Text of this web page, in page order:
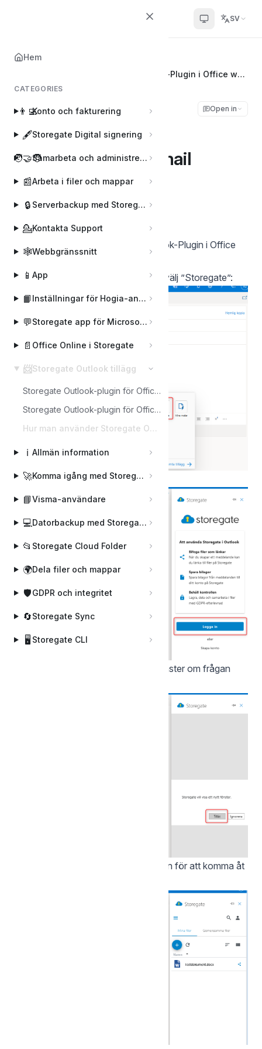
SV
Hem
CATEGORIES
👨‍💻Konto och fakturering
🖋️Storegate Digital signering
🧑‍🤝‍🧑 Samarbeta och administrera användare
📰Arbeta i filer och mappar
🔒 Serverbackup med Storegate Pro Backup
💁Kontakta Support
🕸️Webbgränssnitt
📱 App
📙 Inställningar för Hogia-användare
💬 Storegate app för Microsoft Teams
📄 Office Online i Storegate
📨Storegate Outlook tillägg
Storegate Outlook-plugin för Office 365-administratörer
Storegate Outlook-plugin för Office 365-användare
Hur man använder Storegate Outlook-Plugin i Office webmail
ℹ️ Allmän information
🚀 Komma igång med Storegate
📘Visma-användare
💻 Datorbackup med Storegate Online Backup
📂 Storegate Cloud Folder
🌍Dela filer och mappar
🛡️GDPR och integritet
🔄Storegate Sync
🖥️ Storegate CLI
Hem
Hur man använder Storegate Outlook-Plugin i Office webmail
Hur man använder
Storegate Outlook-
Plugin i Office webmail
Open in
Senast uppdaterad den Sep 5, 2025
Såhär använder du Storegate Outlook-Plugin i Office
Klicka på knappen ”Fler appar” och välj ”Storegate”:
Klicka på ”Logga in”:
Tillåt Storegate att visas i ett nytt fönster om frågan
Nu kan du använda Storegate Plug-in för att komma åt